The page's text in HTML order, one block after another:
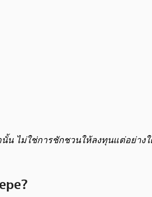
ไม่ใช่การชักชวนให้ลงทุนแต่อย่างใ